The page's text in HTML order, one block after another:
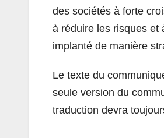
des sociétés à forte
à réduire les risques et
implanté de manière
Le texte du
seule version du
traduction devra